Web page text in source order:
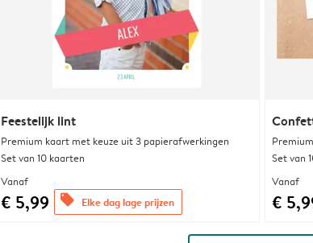
Feestelijk lint
Premium kaart met keuze uit 3 papierafwerkingen
Set van 10 kaarten
Vanaf
€ 5,99 offers Elke dag lage prijzen
Set van
Vanaf
€